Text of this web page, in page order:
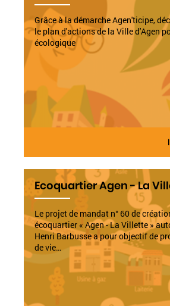
Grâce à la démarche Agen'ticipe,
le plan d'actions de la Ville d'Agen
écologique
Ecoquartier Agen - La
Le projet de mandat n° 60 de
écoquartier « Agen - La Villette »
Henri Barbusse a pour objectif de
de vie…